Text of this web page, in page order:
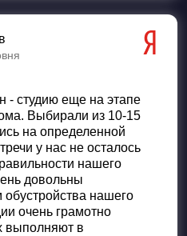
- студию еще на этапе
Выбирали из 10-15
на определенной
у нас не осталось
нашего
довольны
нашего
очень грамотно
выполняют в